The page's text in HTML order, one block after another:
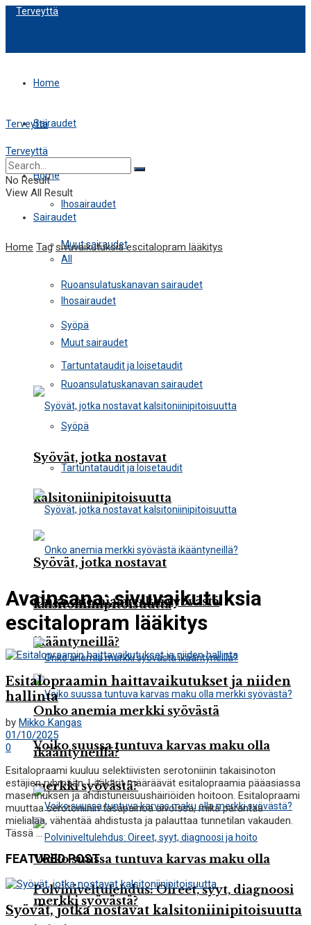
Terveyttä
Home
Sairaudet
Ihosairaudet
Muut sairaudet
Ruoansulatuskanavan sairaudet
Syöpä
Tartuntataudit ja loisetaudit
Syövät, jotka nostavat
kalsitoniinipitoisuutta
Onko anemia merkki syövästä
ikääntyneillä?
Voiko suussa tuntuva karvas maku olla
merkki syövästä?
Polviniveltulehdus: Oireet, syyt, diagnoosi
Terveyttä
Home
Sairaudet
All
Ihosairaudet
Muut sairaudet
Ruoansulatuskanavan sairaudet
Syöpä
Tartuntataudit ja loisetaudit
Syövät, jotka nostavat
kalsitoniinipitoisuutta
Onko anemia merkki syövästä
ikääntyneillä?
Voiko suussa tuntuva karvas maku olla
merkki syövästä?
Terveyttä
No Result
View All Result
Home Tag sivuvaikutuksia escitalopram lääkitys
Avainsana:sivuvaikutuksia
escitalopram lääkitys
Esitalopraamin haittavaikutukset ja niiden
hallinta
by Mikko Kangas
01/10/2025
0
Esitalopraami kuuluu selektiivisten serotoniinin takaisinoton
estäjien ryhmään. Lääkärit määräävät esitalopraamia pääasiassa
masennuksen ja ahdistuneisuushäiriöiden hoitoon. Esitalopraami
muuttaa serotoniinin tasapainoa aivoissa, mikä parantaa
mielialaa, vähentää ahdistusta ja palauttaa tunnetilan vakauden.
Tässä ...
FEATURED POST
Syövät, jotka nostavat kalsitoniinipitoisuutta